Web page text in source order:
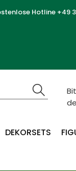
Hotline +49
DEKORSETS